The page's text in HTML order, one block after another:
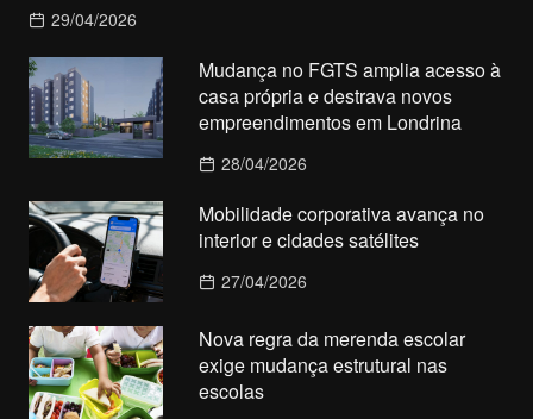
29/04/2026
Mudança no FGTS amplia acesso à
casa própria e destrava novos
empreendimentos em Londrina
28/04/2026
Mobilidade corporativa avança no
interior e cidades satélites
27/04/2026
Nova regra da merenda escolar
exige mudança estrutural nas
escolas